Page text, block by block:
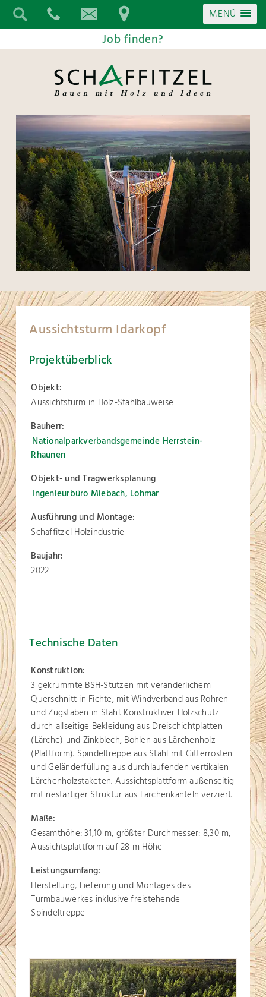
MENÜ
Job finden?
Aussichtsturm Idarkopf
Projektüberblick
Objekt:
Aussichtsturm in Holz-Stahlbauweise
Bauherr:
Nationalparkverbandsgemeinde Herrstein-
Rhaunen
Objekt- und Tragwerksplanung
Ingenieurbüro Miebach, Lohmar
Ausführung und Montage:
Schaffitzel Holzindustrie
Baujahr:
2022
Technische Daten
Konstruktion:
3 gekrümmte BSH-Stützen mit veränderlichem
Querschnitt in Fichte, mit Windverband aus Rohren
und Zugstäben in Stahl. Konstruktiver Holzschutz
durch allseitige Bekleidung aus Dreischichtplatten
(Lärche) und Zinkblech, Bohlen aus Lärchenholz
(Plattform). Spindeltreppe aus Stahl mit Gitterrosten
und Geländerfüllung aus durchlaufenden vertikalen
Lärchenholzstaketen. Aussichtsplattform außenseitig
mit nestartiger Struktur aus Lärchenkanteln verziert.
Maße:
Gesamthöhe: 31,10 m, größter Durchmesser: 8,30 m,
Aussichtsplattform auf 28 m Höhe
Leistungsumfang:
Herstellung, Lieferung und Montages des
Turmbauwerkes inklusive freistehende
Spindeltreppe